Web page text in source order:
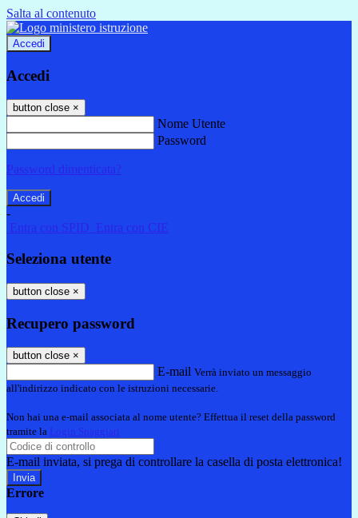
Salta al contenuto
Accedi
Accedi
button close ×
Nome Utente
Password
Password dimenticata?
-
Entra con SPID
Entra con CIE
Seleziona utente
button close ×
Recupero password
button close ×
E-mail Verrà inviato un messaggio
all'indirizzo indicato con le istruzioni necessarie.
Non hai una e-mail associata al nome utente? Effettua il reset della password
tramite la Login Spaggiari
E-mail inviata, si prega di controllare la casella di posta elettronica!
Errore